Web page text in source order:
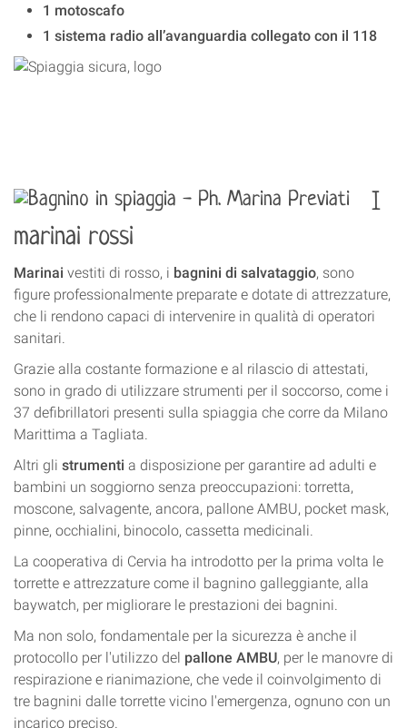
1 motoscafo
1 sistema radio all’avanguardia collegato con il 118
I
marinai rossi
Marinai vestiti di rosso, i bagnini di salvataggio, sono
figure professionalmente preparate e dotate di attrezzature,
che li rendono capaci di intervenire in qualità di operatori
sanitari.
Grazie alla costante formazione e al rilascio di attestati,
sono in grado di utilizzare strumenti per il soccorso, come i
37 defibrillatori presenti sulla spiaggia che corre da Milano
Marittima a Tagliata.
Altri gli strumenti a disposizione per garantire ad adulti e
bambini un soggiorno senza preoccupazioni: torretta,
moscone, salvagente, ancora, pallone AMBU, pocket mask,
pinne, occhialini, binocolo, cassetta medicinali.
La cooperativa di Cervia ha introdotto per la prima volta le
torrette e attrezzature come il bagnino galleggiante, alla
baywatch, per migliorare le prestazioni dei bagnini.
Ma non solo, fondamentale per la sicurezza è anche il
protocollo per l'utilizzo del pallone AMBU, per le manovre di
respirazione e rianimazione, che vede il coinvolgimento di
tre bagnini dalle torrette vicino l'emergenza, ognuno con un
incarico preciso.